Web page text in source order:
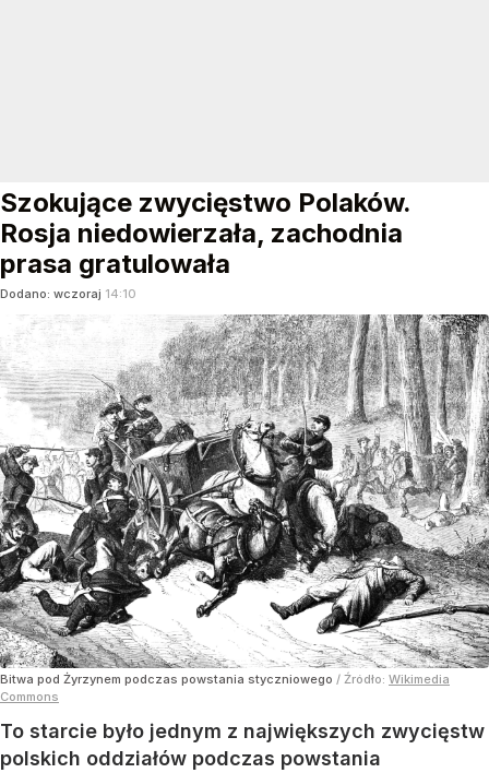
Szokujące zwycięstwo Polaków.
Rosja niedowierzała, zachodnia
prasa gratulowała
Dodano: wczoraj 14:10
Bitwa pod Żyrzynem podczas powstania styczniowego / Źródło: Wikimedia
Commons
To starcie było jednym z największych zwycięstw
polskich oddziałów podczas powstania